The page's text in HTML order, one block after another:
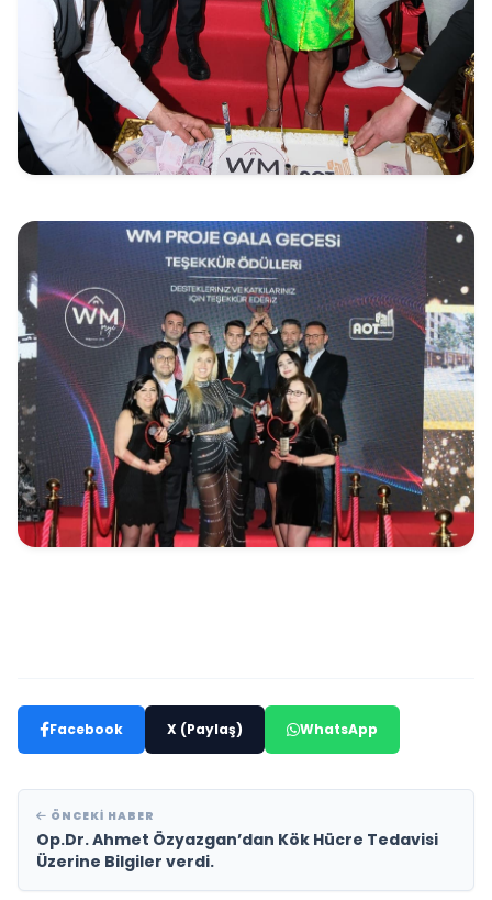
Facebook X (Paylaş) WhatsApp
ÖNCEKI HABER
Op.Dr. Ahmet Özyazgan’dan Kök Hücre Tedavisi
Üzerine Bilgiler verdi.